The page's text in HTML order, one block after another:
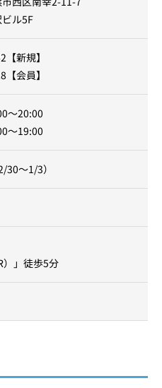
ル5F
新規】
会員】
20:00
〜19:00
30～1/3）
）」徒歩5分